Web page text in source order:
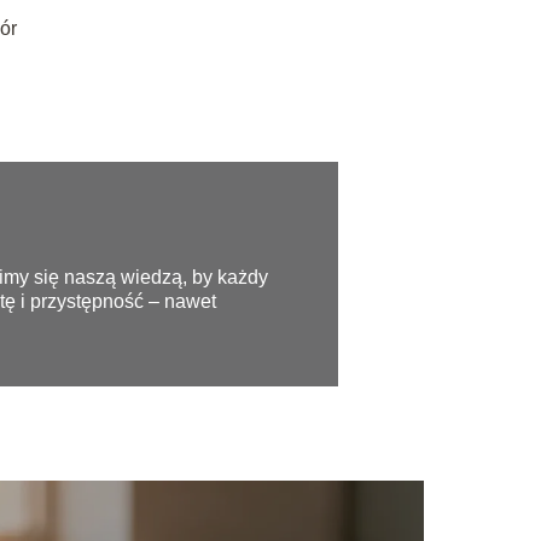
się naszą wiedzą, by każdy
i przystępność – nawet